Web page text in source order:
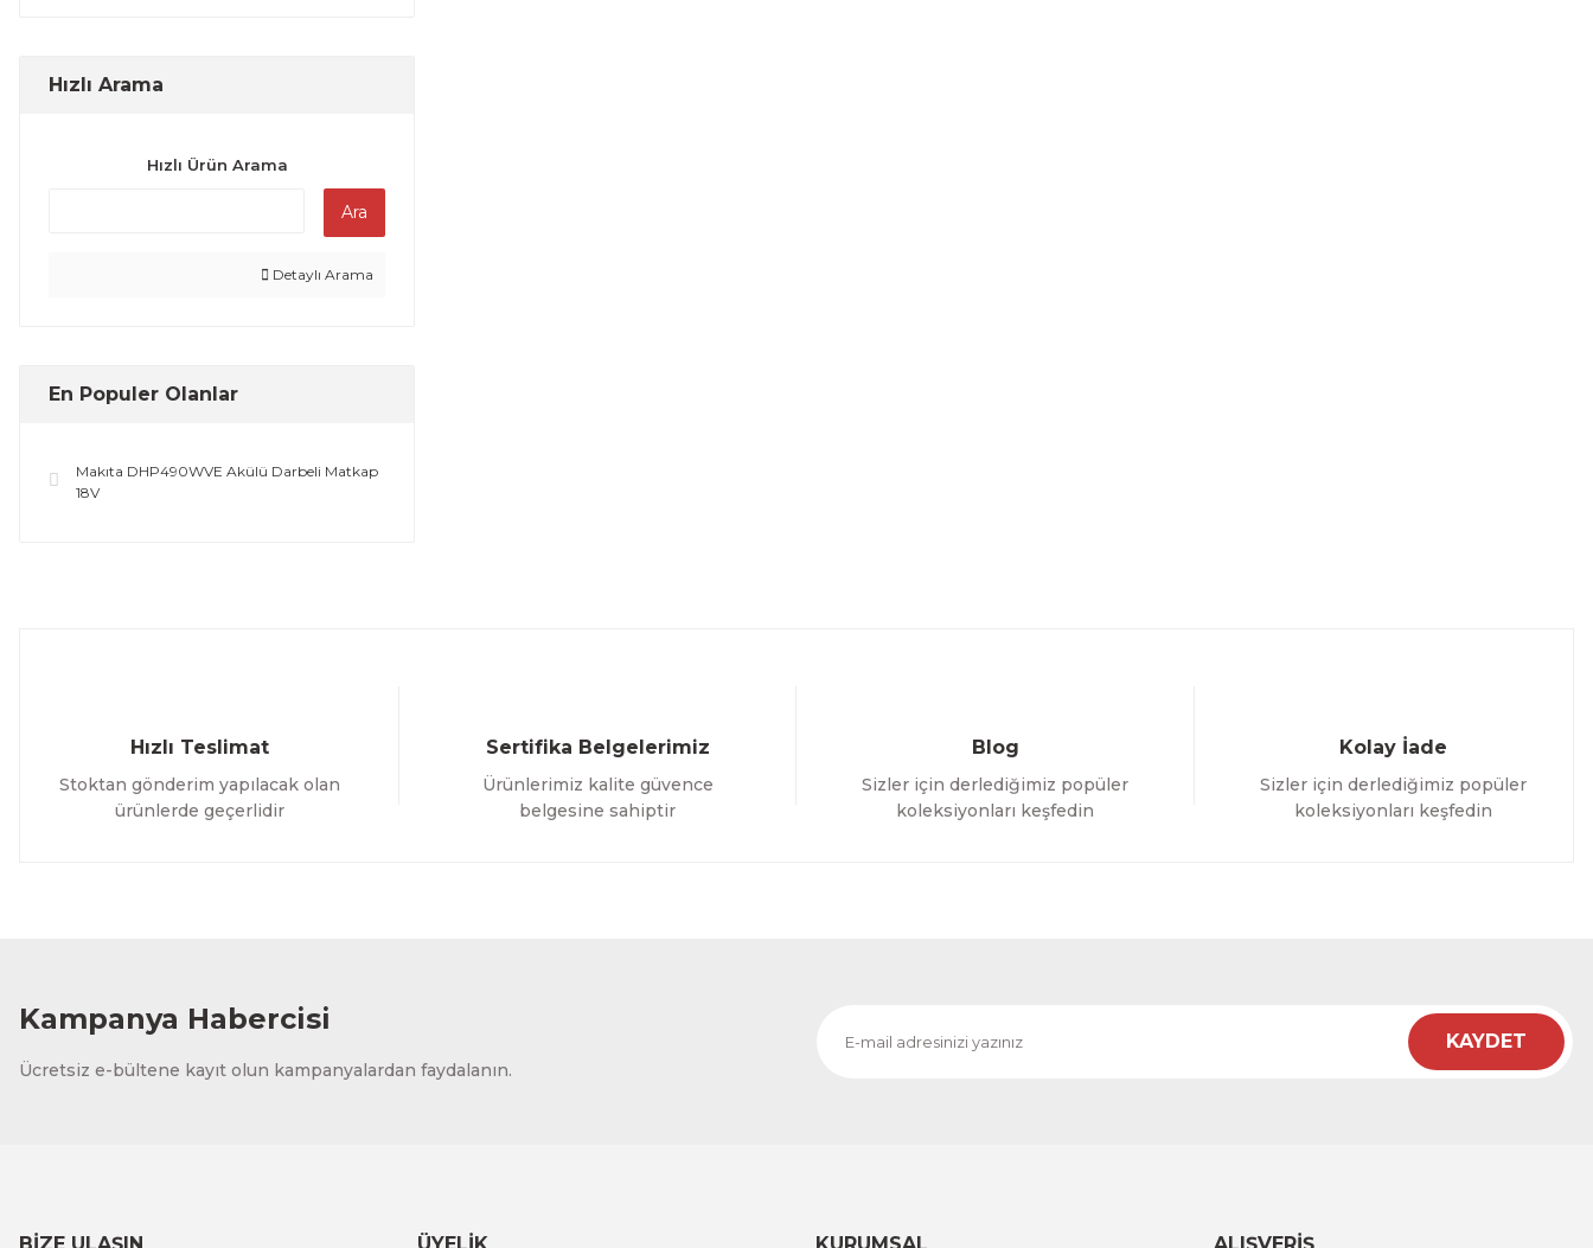
Hızlı Arama
Hızlı Ürün Arama
Ara
Detaylı Arama
En Populer Olanlar
Makıta DHP490WVE Akülü Darbeli Matkap
18V
Hızlı Teslimat
Stoktan gönderim yapılacak olan
ürünlerde geçerlidir
Sertifika Belgelerimiz
Ürünlerimiz kalite güvence
belgesine sahiptir
Blog
Sizler için derlediğimiz popüler
koleksiyonları keşfedin
Kolay İade
Sizler için derlediğimiz popüler
koleksiyonları keşfedin
Kampanya Habercisi
Ücretsiz e-bültene kayıt olun kampanyalardan faydalanın.
KAYDET